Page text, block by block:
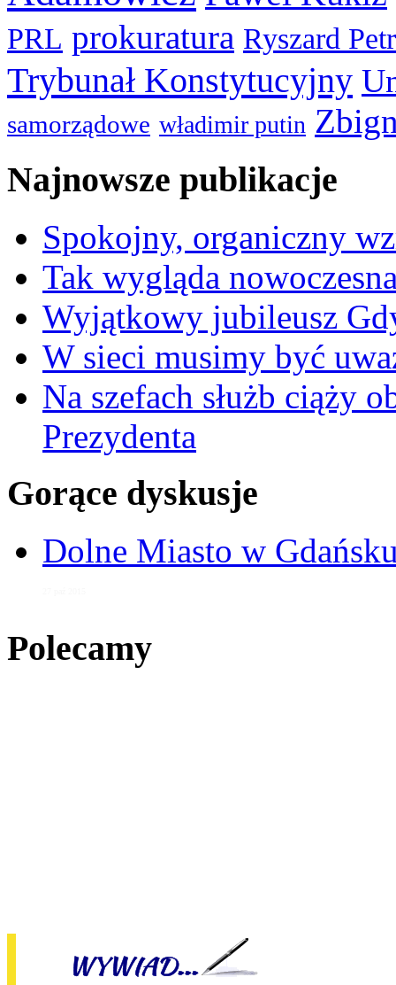
PRL prokuratura Ryszard
Trybunał Konstytucyjny
samorządowe władimir putin
Najnowsze publikacje
Spokojny, organiczny
Tak wygląda
Wyjątkowy jubileusz
W sieci musimy być
Na szefach służb ciąży
Prezydenta
Gorące dyskusje
Dolne Miasto w
Polecamy